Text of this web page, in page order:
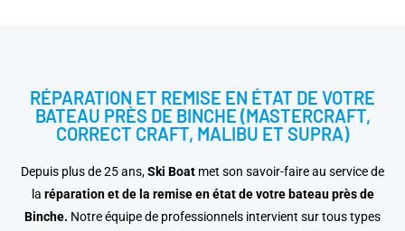
RÉPARATION ET REMISE EN ÉTAT DE VOTRE
BATEAU PRÈS DE BINCHE (MASTERCRAFT,
CORRECT CRAFT, MALIBU ET SUPRA)
Depuis plus de 25 ans,Ski Boat met son savoir-faire au service de
la réparation et de la remise en état de votre bateau près de
Binche. Notre équipe de professionnels intervient sur tous types